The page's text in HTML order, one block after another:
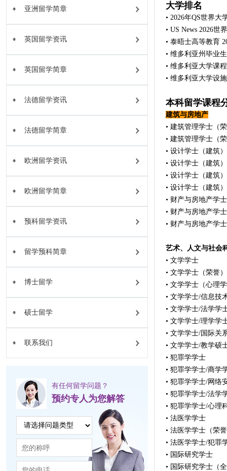
亚洲留学简章
英国留学资讯
英国留学简章
法德留学资讯
法德留学简章
欧洲留学资讯
欧洲留学简章
预科留学资讯
留学预科简章
博士留学
硕士留学
联系我们
有任何留学问题？
预约专人为您解答
大学排名
• 2026年QS世界大
• US News 2026世
• 泰晤士高等教育
• 维多利亚州毕业
• 维多利亚大学课
• 维多利亚大学设
本科留学课程
建筑与房地产
• 建筑管理学士（
• 建筑管理学士（
• 设计学士（建筑）
• 设计学士（建筑
• 设计学士（建筑
• 设计学士（建筑
• 财产与房地产学士
• 财产与房地产学
• 财产与房地产学
艺术、人文与社会
• 文学学士
• 文学学士（荣誉）
• 文学学士（心理
• 文学学士/信息技
• 文学学士/法学学
• 文学学士/理学学
• 文学学士/国际关
• 文学学士/教学硕
• 犯罪学学士
• 犯罪学学士/商学
• 犯罪学学士/网络
• 犯罪学学士/法学
• 犯罪学学士/心理
• 法医学学士
• 法医学学士（荣
• 法医学学士/犯罪
• 国际研究学士
• 国际研究学士（